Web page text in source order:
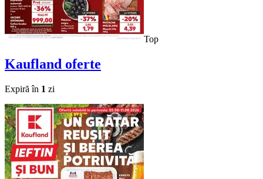
Top
Kaufland oferte
Expiră în 1 zi